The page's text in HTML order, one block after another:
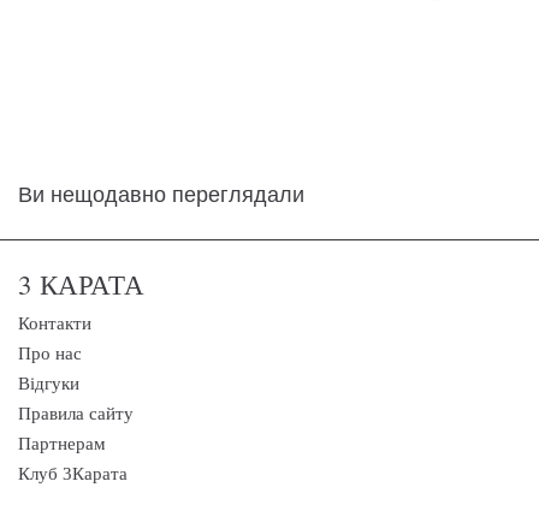
Ви нещодавно переглядали
3 КАРАТА
Контакти
Про нас
Відгуки
Правила сайту
Партнерам
Клуб 3Карата